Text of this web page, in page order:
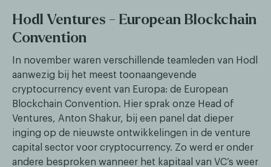
Hodl Ventures - European Blockchain
Convention
In november waren verschillende teamleden van Hodl
aanwezig bij het meest toonaangevende
cryptocurrency event van Europa: de European
Blockchain Convention. Hier sprak onze Head of
Ventures, Anton Shakur, bij een panel dat dieper
inging op de nieuwste ontwikkelingen in de venture
capital sector voor cryptocurrency. Zo werd er onder
andere besproken wanneer het kapitaal van VC’s weer